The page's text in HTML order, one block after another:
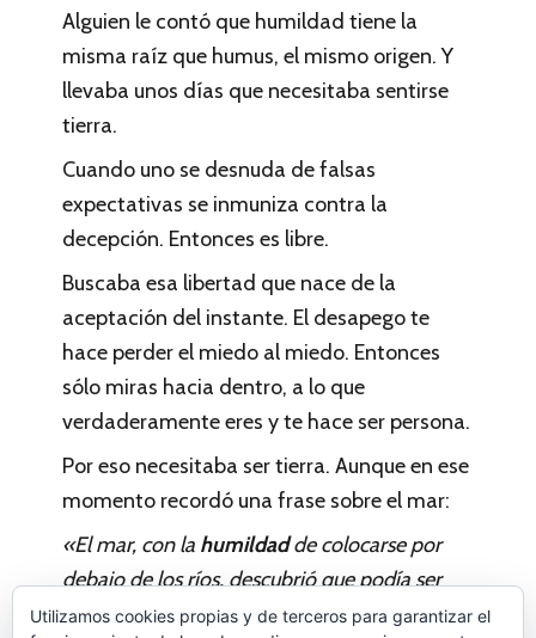
Alguien le contó que humildad tiene la
misma raíz que humus, el mismo origen. Y
llevaba unos días que necesitaba sentirse
tierra.
Cuando uno se desnuda de falsas
expectativas se inmuniza contra la
decepción. Entonces es libre.
Buscaba esa libertad que nace de la
aceptación del instante. El desapego te
hace perder el miedo al miedo. Entonces
sólo miras hacia dentro, a lo que
verdaderamente eres y te hace ser persona.
Por eso necesitaba ser tierra. Aunque en ese
momento recordó una frase sobre el mar:
«El mar, con la humildadde colocarse por
debajo de los ríos, descubrió que podía ser
grande aprendiendo a recibir» Patricia
Utilizamos cookies propias y de terceros para garantizar el